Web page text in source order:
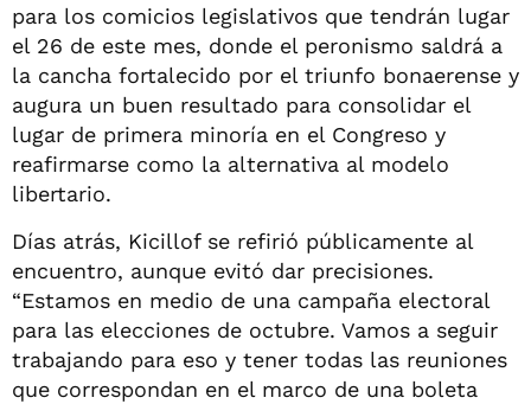
para los comicios legislativos que tendrán lugar
el 26 de este mes, donde el peronismo saldrá a
la cancha fortalecido por el triunfo bonaerense y
augura un buen resultado para consolidar el
lugar de primera minoría en el Congreso y
reafirmarse como la alternativa al modelo
libertario.
Días atrás, Kicillof se refirió públicamente al
encuentro, aunque evitó dar precisiones.
“Estamos en medio de una campaña electoral
para las elecciones de octubre. Vamos a seguir
trabajando para eso y tener todas las reuniones
que correspondan en el marco de una boleta